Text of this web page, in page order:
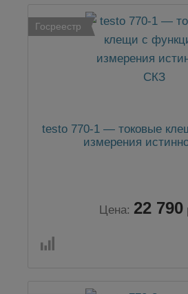
Госреестр
testo 770-1 — токовые
измерения
Цена: 22 790